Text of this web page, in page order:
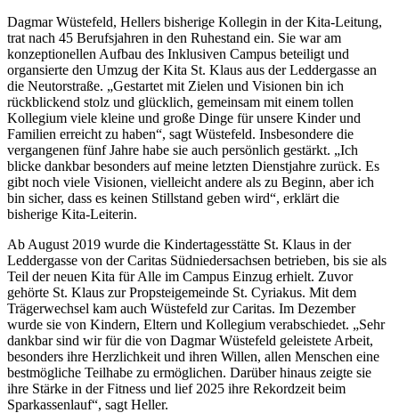
Dagmar Wüstefeld, Hellers bisherige Kollegin in der Kita-Leitung,
trat nach 45 Berufsjahren in den Ruhestand ein. Sie war am
konzeptionellen Aufbau des Inklusiven Campus beteiligt und
organsierte den Umzug der Kita St. Klaus aus der Leddergasse an
die Neutorstraße. „Gestartet mit Zielen und Visionen bin ich
rückblickend stolz und glücklich, gemeinsam mit einem tollen
Kollegium viele kleine und große Dinge für unsere Kinder und
Familien erreicht zu haben“, sagt Wüstefeld. Insbesondere die
vergangenen fünf Jahre habe sie auch persönlich gestärkt. „Ich
blicke dankbar besonders auf meine letzten Dienstjahre zurück. Es
gibt noch viele Visionen, vielleicht andere als zu Beginn, aber ich
bin sicher, dass es keinen Stillstand geben wird“, erklärt die
bisherige Kita-Leiterin.
Ab August 2019 wurde die Kindertagesstätte St. Klaus in der
Leddergasse von der Caritas Südniedersachsen betrieben, bis sie als
Teil der neuen Kita für Alle im Campus Einzug erhielt. Zuvor
gehörte St. Klaus zur Propsteigemeinde St. Cyriakus. Mit dem
Trägerwechsel kam auch Wüstefeld zur Caritas. Im Dezember
wurde sie von Kindern, Eltern und Kollegium verabschiedet. „Sehr
dankbar sind wir für die von Dagmar Wüstefeld geleistete Arbeit,
besonders ihre Herzlichkeit und ihren Willen, allen Menschen eine
bestmögliche Teilhabe zu ermöglichen. Darüber hinaus zeigte sie
ihre Stärke in der Fitness und lief 2025 ihre Rekordzeit beim
Sparkassenlauf“, sagt Heller.